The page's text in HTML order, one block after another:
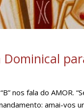
nos fala do
amai-vos